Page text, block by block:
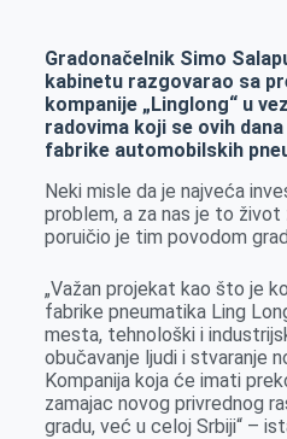
b
o
o
k
e
n
g
e
r
e
d
I
n
r
Gradonačelnik Simo
kabinetu razgovarao sa
kompanije „Linglong“ u
radovima koji se ovih
fabrike automobilskih
Neki misle da je najveća
problem, a za nas je to život
poruičio je tim povodom
„Važan projekat kao što je
fabrike pneumatika Ling
mesta, tehnološki i
obučavanje ljudi i stvaranje
Kompanija koja će imati
zamajac novog privrednog
gradu, već u celoj Srbiji“ –